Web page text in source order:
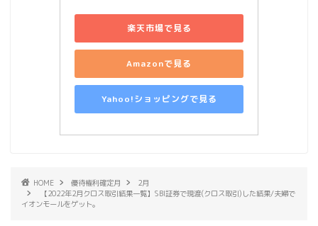
楽天市場で見る
Amazonで見る
Yahoo!ショッピングで見る
HOME 優待権利確定月
2月
【2022年2月クロス取引結果一覧】SBI証券で現渡(クロス取引)した結果/夫婦で
イオンモールをゲット。